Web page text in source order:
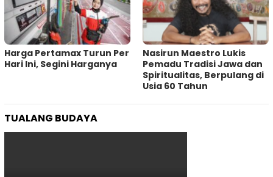
Harga Pertamax Turun Per
Hari Ini, Segini Harganya
‎Nasirun Maestro Lukis
Pemadu Tradisi Jawa dan
Spiritualitas, Berpulang di
Usia 60 Tahun
TUALANG BUDAYA